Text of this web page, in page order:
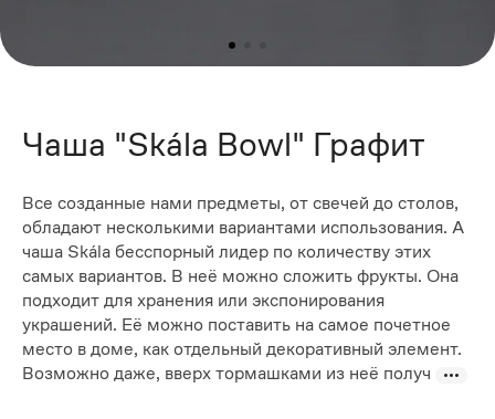
Чаша "Skála Bowl" Графит
Все созданные нами предметы, от свечей до столов,
обладают несколькими вариантами использования. А
чаша Skála бесспорный лидер по количеству этих
самых вариантов. В неё можно сложить фрукты. Она
подходит для хранения или экспонирования
украшений. Её можно поставить на самое почетное
место в доме, как отдельный декоративный элемент.
Возможно даже, вверх тормашками из неё получ